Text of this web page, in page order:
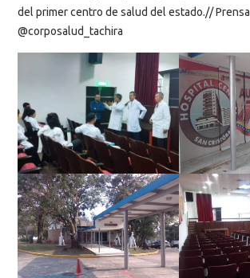
del primer centro de salud del estado.// Prensa
@corposalud_tachira